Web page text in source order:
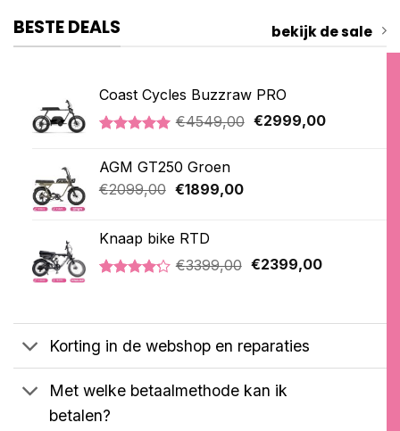
BESTE DEALS bekijk de sale
Coast Cycles Buzzraw PRO
5.00 op 5
gebaseerd
op
klantbeoordeling
€4549,00 Oorspronkelijke
€2999,00Huidige
AGM GT250 Groen
€2099,00 Oorspronkelijke
€2099,00.
€1899,00Huidige
Knaap bike RTD
klantbeoordelingen
€3399,00 Oorspronkelijke
€2399,00Huidige
Korting in de webshop en reparaties
Met welke betaalmethode kan ik
betalen?